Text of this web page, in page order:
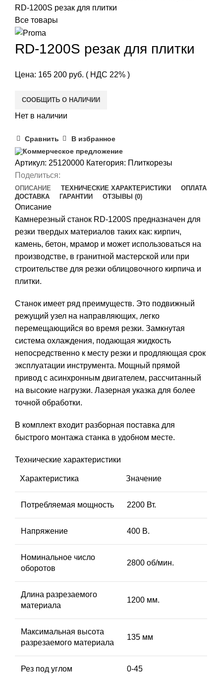
RD-1200S резак для плитки
Все товары
RD-1200S резак для плитки
Цена: 165 200 руб. ( НДС 22% )
СООБЩИТЬ О НАЛИЧИИ
Нет в наличии
Сравнить
В избранное
Коммерческое предложение
Артикул: 25120000 Категория: Плиткорезы
Поделиться:
ОПИСАНИЕ ТЕХНИЧЕСКИЕ ХАРАКТЕРИСТИКИ
ОПЛАТА
ДОСТАВКА
ГАРАНТИИ ОТЗЫВЫ (0)
Описание
Камнерезный станок RD-1200S предназначен для
резки твердых материалов таких как: кирпич,
камень, бетон, мрамор и может использоваться на
производстве, в гранитной мастерской или при
строительстве для резки облицовочного кирпича и
плитки.
Станок имеет ряд преимуществ. Это подвижный
режущий узел на направляющих, легко
перемещающийся во время резки. Замкнутая
система охлаждения, подающая жидкость
непосредственно к месту резки и продляющая срок
эксплуатации инструмента. Мощный прямой
привод с асинхронным двигателем, рассчитанный
на высокие нагрузки. Лазерная указка для более
точной обработки.
В комплект входит разборная поставка для
быстрого монтажа станка в удобном месте.
Технические характеристики
Характеристика Значение
Потребляемая мощность 2200 Вт.
Напряжение 400 В.
Номинальное число
оборотов
2800 об/мин.
Длина разрезаемого
материала
1200 мм.
Максимальная высота
разрезаемого материала
135 мм
Рез под углом 0-45